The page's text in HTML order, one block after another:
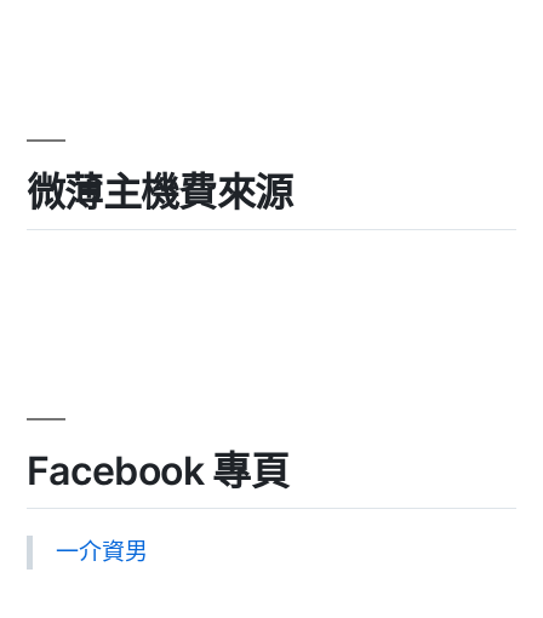
微薄主機費來源
Facebook 專頁
一介資男